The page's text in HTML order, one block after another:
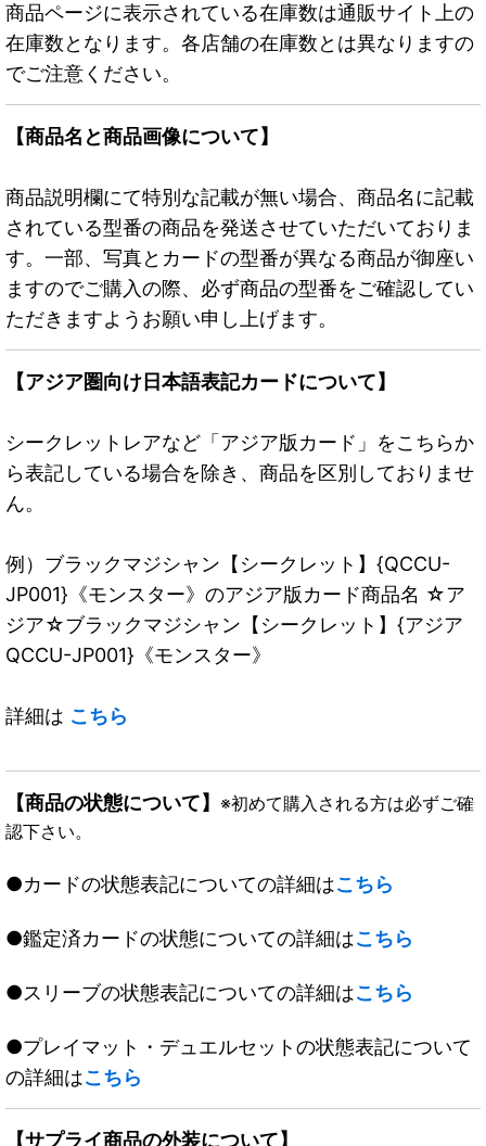
商品ページに表示されている在庫数は通販サイト上の
在庫数となります。各店舗の在庫数とは異なりますの
でご注意ください。
【商品名と商品画像について】
商品説明欄にて特別な記載が無い場合、商品名に記載
されている型番の商品を発送させていただいておりま
す。一部、写真とカードの型番が異なる商品が御座い
ますのでご購入の際、必ず商品の型番をご確認してい
ただきますようお願い申し上げます。
【アジア圏向け日本語表記カードについて】
シークレットレアなど「アジア版カード」をこちらか
ら表記している場合を除き、商品を区別しておりませ
ん。
例）ブラックマジシャン【シークレット】{QCCU-
JP001}《モンスター》のアジア版カード商品名 ☆ア
ジア☆ブラックマジシャン【シークレット】{アジア
QCCU-JP001}《モンスター》
詳細は こちら
【商品の状態について】 ※初めて購入される方は必ずご確
認下さい。
●カードの状態表記についての詳細はこちら
●鑑定済カードの状態についての詳細はこちら
●スリーブの状態表記についての詳細はこちら
●プレイマット・デュエルセットの状態表記について
の詳細はこちら
【サプライ商品の外装について】